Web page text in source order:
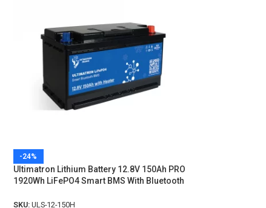
-24%
Ultimatron Lithium Battery 12.8V 150Ah PRO
1920Wh LiFePO4 Smart BMS With Bluetooth
SKU: ULS-12-150H